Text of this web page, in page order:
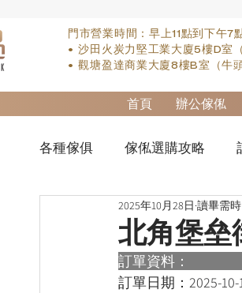
門市營業時間：早上11點到下午7
• 沙田火炭力堅工業大廈5樓D室
• 觀塘盈達商業大廈8樓B室（牛
首頁 辦公傢俬
各種傢俱 傢俬選購攻略
實木床類 櫃-衣櫃
床褥類 檯
北角堡垒
2025年10月28日 讀畢需
訂單資料：
訂單日期： 2025-10-